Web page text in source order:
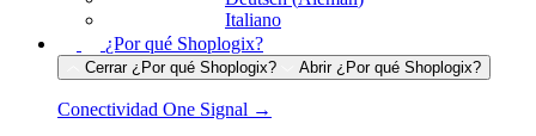
Italiano
¿Por qué Shoplogix?
Cerrar ¿Por qué Shoplogix? Abrir ¿Por qué Shoplogix?
Conectividad One Signal →